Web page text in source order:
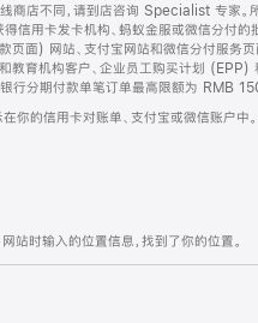
不同，请到店咨询 Specialist 专家。
信用卡发卡机构、蚂蚁金服或微信分付
面) 网站、支付宝网站和微信分付服务
教育机构客户、企业员工购买计划
银行分期付款单笔订单最高限额为 RMB
你的信用卡对账单、支付宝或微信账户中。
时输入的位置信息，找到了你的位置。